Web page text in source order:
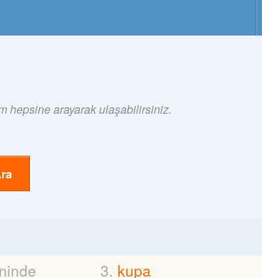
hepsine arayarak ulaşabilirsiniz.
kupa